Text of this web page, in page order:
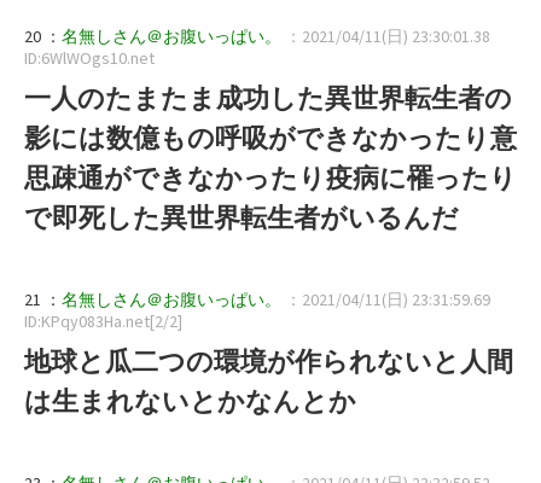
20 ： 名無しさん＠お腹いっぱい。
：2021/04/11(日) 23:30:01.38
ID:6WlWOgs10.net
一人のたまたま成功した異世界転生者の
影には数億もの呼吸ができなかったり意
思疎通ができなかったり疫病に罹ったり
で即死した異世界転生者がいるんだ
21 ： 名無しさん＠お腹いっぱい。
：2021/04/11(日) 23:31:59.69
ID:KPqy083Ha.net[2/2]
地球と瓜二つの環境が作られないと人間
は生まれないとかなんとか